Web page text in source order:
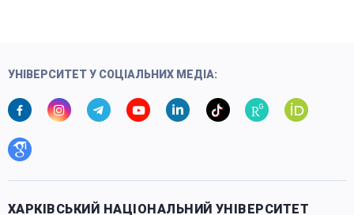
УНІВЕРСИТЕТ У СОЦІАЛЬНИХ МЕДІА:
ХАРКІВСЬКИЙ НАЦІОНАЛЬНИЙ УНІВЕРСИТЕТ